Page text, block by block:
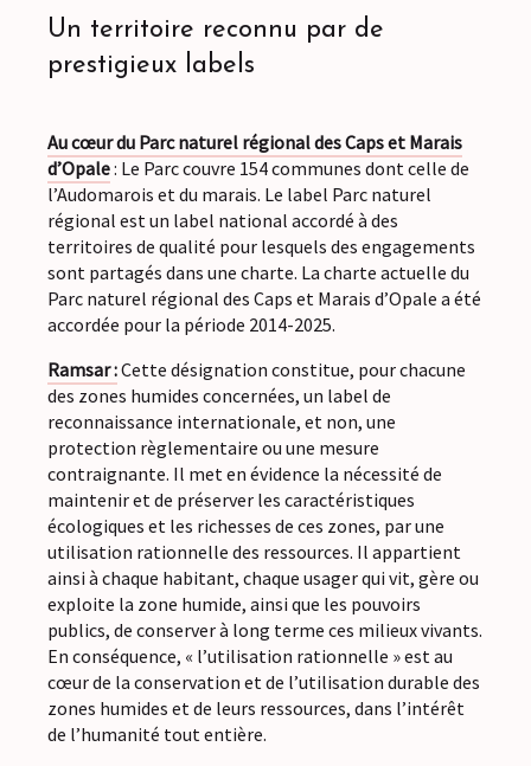
Un territoire reconnu par de
prestigieux labels
Au cœur du Parc naturel régional des Caps et Marais
d’Opale: Le Parc couvre 154 communes dont celle de
l’Audomarois et du marais. Le label Parc naturel
régional est un label national accordé à des
territoires de qualité pour lesquels des engagements
sont partagés dans une charte. La charte actuelle du
Parc naturel régional des Caps et Marais d’Opale a été
accordée pour la période 2014-2025.
Ramsar :Cette désignation constitue, pour chacune
des zones humides concernées, un label de
reconnaissance internationale, et non, une
protection règlementaire ou une mesure
contraignante. Il met en évidence la nécessité de
maintenir et de préserver les caractéristiques
écologiques et les richesses de ces zones, par une
utilisation rationnelle des ressources. Il appartient
ainsi à chaque habitant, chaque usager qui vit, gère ou
exploite la zone humide, ainsi que les pouvoirs
publics, de conserver à long terme ces milieux vivants.
En conséquence, « l’utilisation rationnelle » est au
cœur de la conservation et de l’utilisation durable des
zones humides et de leurs ressources, dans l’intérêt
de l’humanité tout entière.